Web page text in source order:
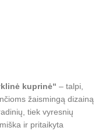
kuprinė“ – talpi,
žaismingą dizainą
tiek vyresnių
ir pritaikyta